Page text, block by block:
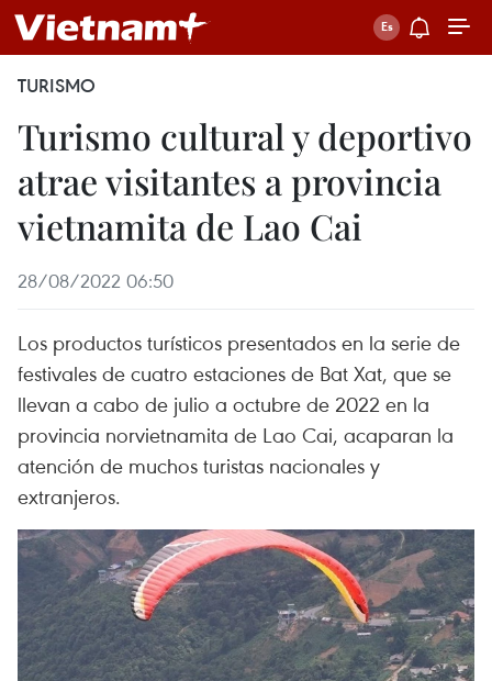
TURISMO
Turismo cultural y deportivo
atrae visitantes a provincia
vietnamita de Lao Cai
28/08/2022 06:50
Los productos turísticos presentados en la serie de
festivales de cuatro estaciones de Bat Xat, que se
llevan a cabo de julio a octubre de 2022 en la
provincia norvietnamita de Lao Cai, acaparan la
atención de muchos turistas nacionales y
extranjeros.